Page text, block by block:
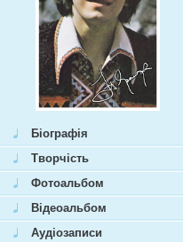
Біографія
Творчість
Фотоальбом
Відеоальбом
Аудіозаписи